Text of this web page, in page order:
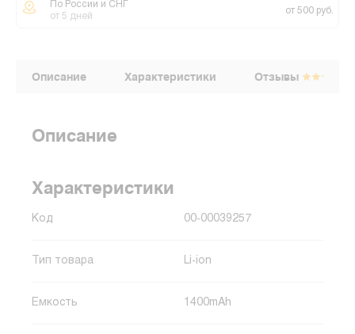
По России и СНГ
от 5 дней
от 500 руб.
Описание Характеристики Отзывы
Описание
Характеристики
Код 00-00039257
Тип товара Li-ion
Емкость 1400mAh